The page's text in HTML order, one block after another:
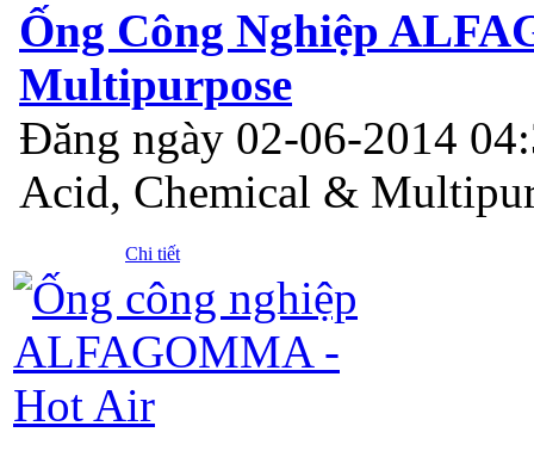
Ống Công Nghiệp
Multipurpose
Đăng ngày 02-06-2014
Acid, Chemical &
Chi tiết